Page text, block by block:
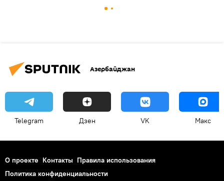
Азербайджан
Telegram Дзен VK Макс
О проекте Контакты Правила использования
Политика конфиденциальности